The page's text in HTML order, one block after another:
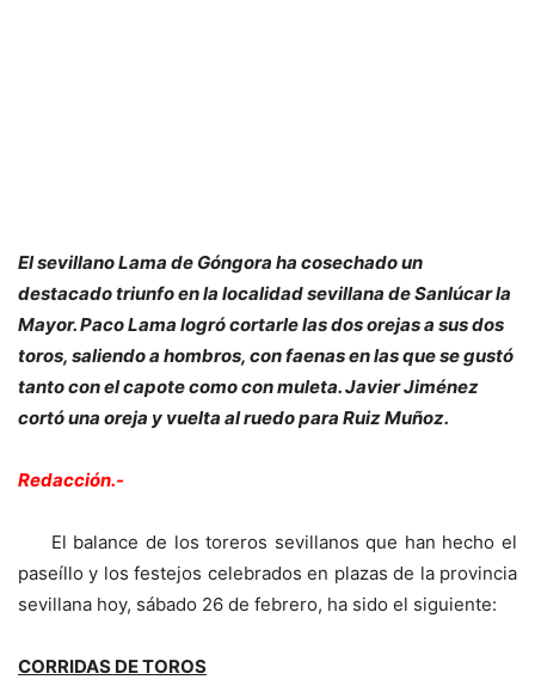
El sevillano Lama de Góngora ha cosechado un
destacado triunfo en la localidad sevillana de Sanlúcar la
Mayor. Paco Lama logró cortarle las dos orejas a sus dos
toros, saliendo a hombros, con faenas en las que se gustó
tanto con el capote como con muleta. Javier Jiménez
cortó una oreja y vuelta al ruedo para Ruiz Muñoz.
Redacción.-
El balance de los toreros sevillanos que han hecho el
paseíllo y los festejos celebrados en plazas de la provincia
sevillana hoy, sábado 26 de febrero, ha sido el siguiente:
CORRIDAS DE TOROS